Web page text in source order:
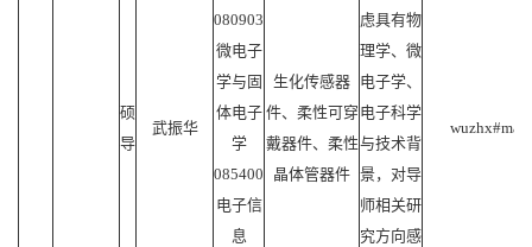
硕
导
武振华
080903
微电子
学与固
体电子
学
085400
电子信
息
生化传感器
件、柔性可穿
戴器件、柔性
晶体管器件
虑具有物
理学、微
电子学、
电子科学
与技术背
景，对导
师相关研
究方向感